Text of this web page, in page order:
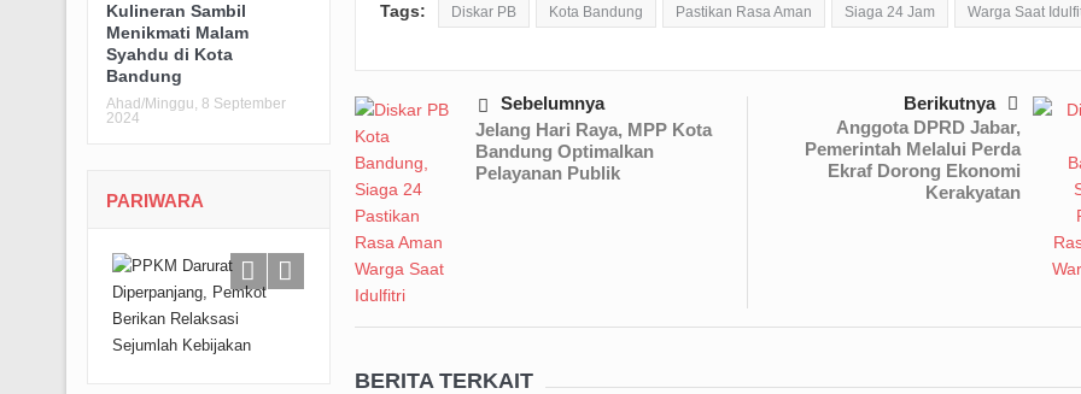
Tags: Diskar PB Kota Bandung Pastikan Rasa Aman Siaga 24 Jam Warga Saat
Sebelumnya
Jelang Hari Raya, MPP Kota
Bandung Optimalkan
Pelayanan Publik
Berikutnya
Anggota DPRD Jabar,
Pemerintah Melalui Perda
Ekraf Dorong Ekonomi
Kerakyatan
BERITA TERKAIT
Kulineran Sambil
Menikmati Malam
Syahdu di Kota
Bandung
Ahad/Minggu, 8 September
2024
PARIWARA